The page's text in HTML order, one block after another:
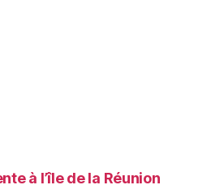
à l’île de la Réunion